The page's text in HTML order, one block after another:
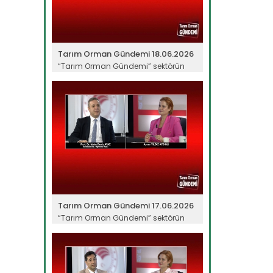
Tarım Orman Gündemi 18.06.2026
“Tarım Orman Gündemi” sektörün
Tarım Orman Gündemi 17.06.2026
“Tarım Orman Gündemi” sektörün